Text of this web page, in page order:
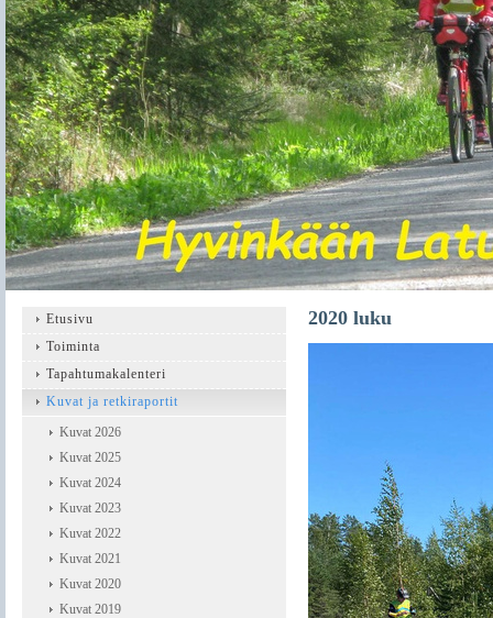
2020 luku
Etusivu
Toiminta
Tapahtumakalenteri
Kuvat ja retkiraportit
Kuvat 2026
Kuvat 2025
Kuvat 2024
Kuvat 2023
Kuvat 2022
Kuvat 2021
Kuvat 2020
Kuvat 2019